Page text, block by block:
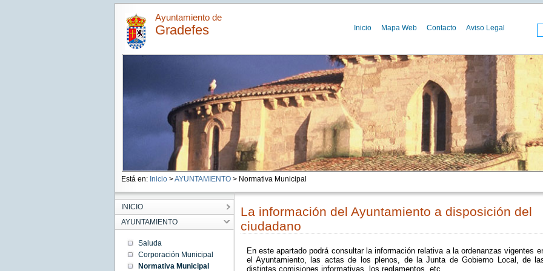
Ayuntamiento de
Gradefes Inicio Mapa Web Contacto Aviso Legal
Está en: Inicio >AYUNTAMIENTO> Normativa Municipal
INICIO
AYUNTAMIENTO
Saluda
Corporación Municipal
Normativa Municipal
La información del Ayuntamiento a disposición del
ciudadano
En este apartado podrá consultar la información relativa a la ordenanzas vigentes
el Ayuntamiento, las actas de los plenos, de la Junta de Gobierno Local, de
distintas comisiones informativas, los reglamentos, etc.